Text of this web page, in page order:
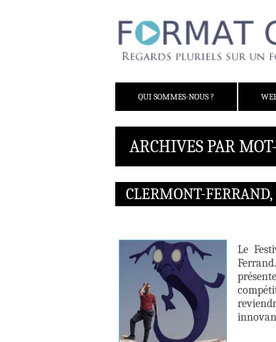
QUI SOMMES-NOUS ?
ARCHIVES PAR
CLERMONT-
Le